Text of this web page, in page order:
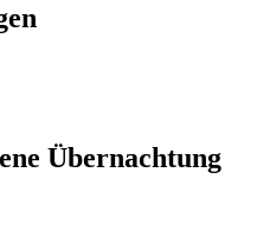
Übernachtung